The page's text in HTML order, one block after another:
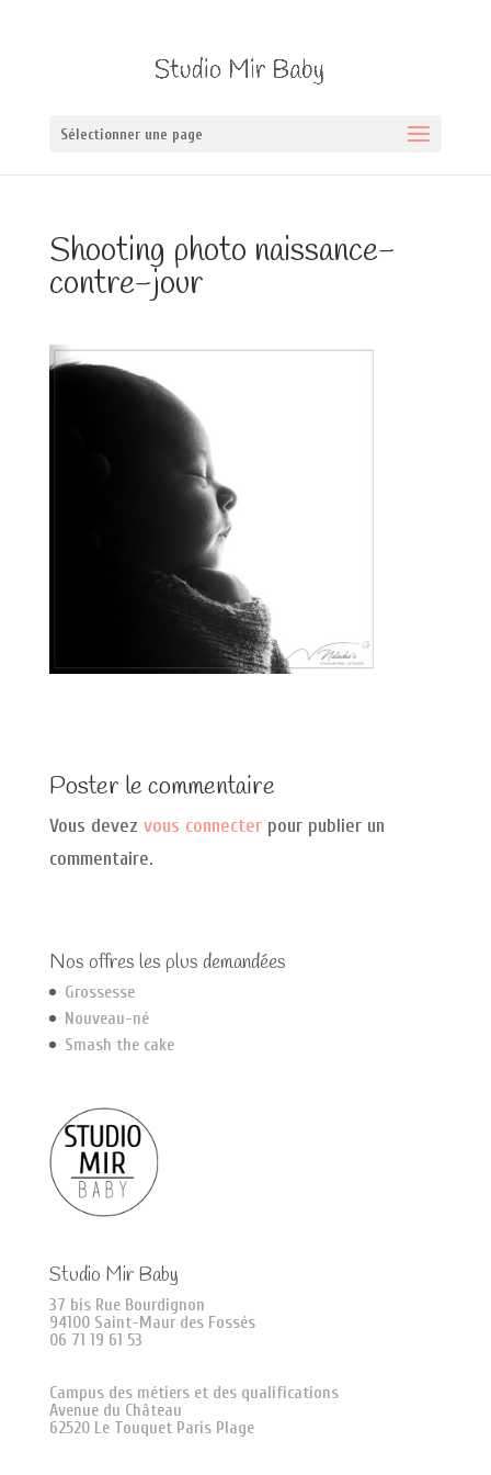
Sélectionner une page
Shooting photo naissance-
contre-jour
Poster le commentaire
Vous devez vous connecterpour publier un
commentaire.
Nos offres les plus demandées
Grossesse
Nouveau-né
Smash the cake
Studio Mir Baby
37 bis Rue Bourdignon
94100 Saint-Maur des Fossés
06 71 19 61 53
Campus des métiers et des qualifications
Avenue du Château
62520 Le Touquet Paris Plage